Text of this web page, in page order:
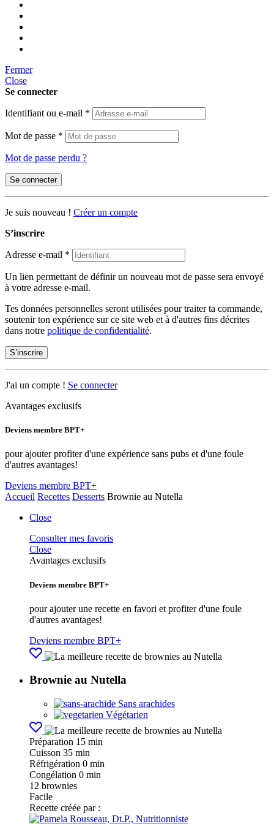
Fermer
Close
Se connecter
Identifiant ou e-mail *
Mot de passe *
Mot de passe perdu ?
Se connecter
Je suis nouveau ! Créer un compte
S’inscrire
Adresse e-mail *
Un lien permettant de définir un nouveau mot de passe sera envoyé
à votre adresse e-mail.
Tes données personnelles seront utilisées pour traiter ta commande,
soutenir ton expérience sur ce site web et à d'autres fins décrites
dans notre politique de confidentialité.
S’inscrire
J'ai un compte ! Se connecter
Avantages exclusifs
Deviens membre BPT+
pour ajouter profiter d'une expérience sans pubs et d'une foule
d'autres avantages!
Deviens membre BPT+
Accueil Recettes Desserts Brownie au Nutella
Close
Consulter mes favoris
Close
Avantages exclusifs
Deviens membre BPT+
pour ajouter une recette en favori et profiter d'une foule
d'autres avantages!
Deviens membre BPT+
Brownie au Nutella
Sans arachides
Végétarien
Préparation 15 min
Cuisson 35 min
Réfrigération 0 min
Congélation 0 min
12 brownies
Facile
Recette créée par :